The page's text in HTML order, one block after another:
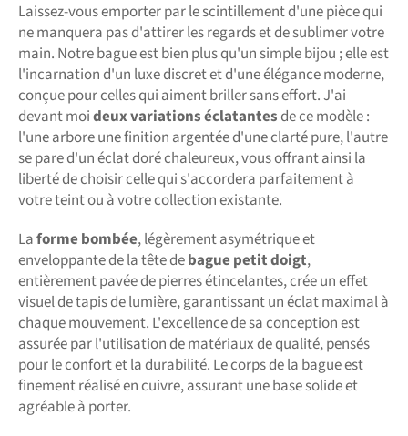
Laissez-vous emporter par le scintillement d'une pièce qui
ne manquera pas d'attirer les regards et de sublimer votre
main. Notre bague est bien plus qu'un simple bijou ; elle est
l'incarnation d'un luxe discret et d'une élégance moderne,
conçue pour celles qui aiment briller sans effort. J'ai
devant moideux variations éclatantesde ce modèle :
l'une arbore une finition argentée d'une clarté pure, l'autre
se pare d'un éclat doré chaleureux, vous offrant ainsi la
liberté de choisir celle qui s'accordera parfaitement à
votre teint ou à votre collection existante.
Laforme bombée, légèrement asymétrique et
enveloppante de la tête debague petit doigt,
entièrement pavée de pierres étincelantes, crée un effet
visuel de tapis de lumière, garantissant un éclat maximal à
chaque mouvement. L'excellence de sa conception est
assurée par l'utilisation de matériaux de qualité, pensés
pour le confort et la durabilité. Le corps de la bague est
finement réalisé en cuivre, assurant une base solide et
agréable à porter.